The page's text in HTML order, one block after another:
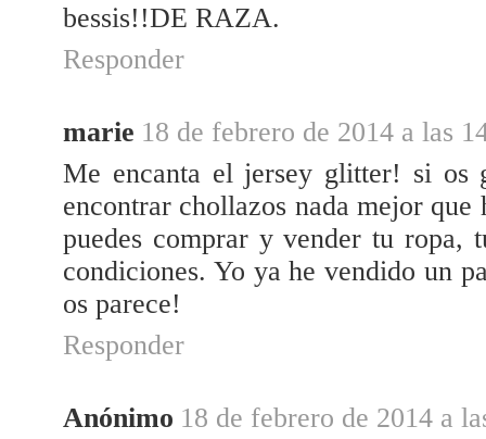
bessis!!DE RAZA.
Responder
marie 18 de febrero de 2014 a las
Me encanta el jersey glitter! si os
encontrar chollazos nada mejor
puedes comprar y vender tu ropa,
condiciones. Yo ya he vendido un
os parece!
Responder
Anónimo 18 de febrero de 2014 a